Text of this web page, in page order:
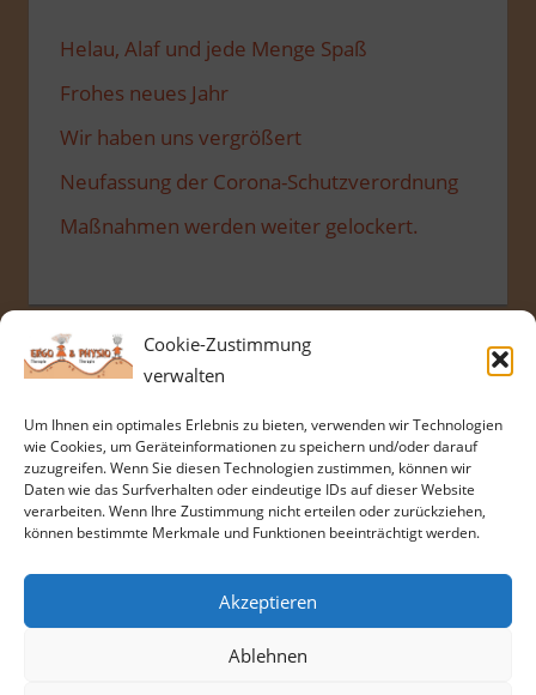
Cookie-Zustimmung
verwalten
Um Ihnen ein optimales Erlebnis zu bieten, verwenden wir Technologien
wie Cookies, um Geräteinformationen zu speichern und/oder darauf
zuzugreifen. Wenn Sie diesen Technologien zustimmen, können wir
Daten wie das Surfverhalten oder eindeutige IDs auf dieser Website
verarbeiten. Wenn Ihre Zustimmung nicht erteilen oder zurückziehen,
können bestimmte Merkmale und Funktionen beeinträchtigt werden.
Akzeptieren
Ablehnen
Helau, Alaf und jede Menge Spaß
Frohes neues Jahr
Wir haben uns vergrößert
Neufassung der Corona-Schutzverordnung
Maßnahmen werden weiter gelockert.
SUCHE
Suchen
nach:
Suchen
Copyright Praxis für Ergo- und Physiotherapie 2019 -
Wordpress Theme: Tortuga by ThemeZee